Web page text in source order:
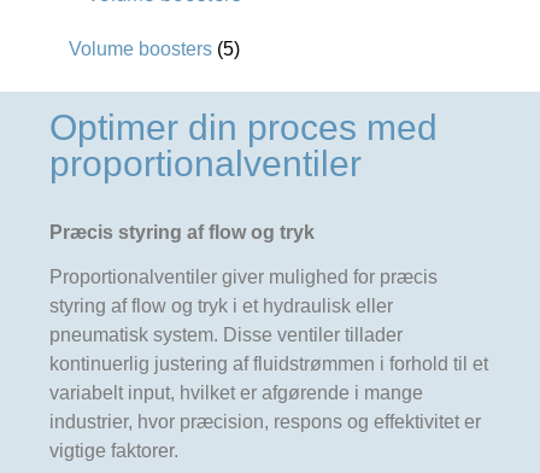
Volume boosters (5)
Optimer din proces med
proportionalventiler
Præcis styring af flow og tryk
Proportionalventiler giver mulighed for præcis
styring af flow og tryk i et hydraulisk eller
pneumatisk system. Disse ventiler tillader
kontinuerlig justering af fluidstrømmen i forhold til et
variabelt input, hvilket er afgørende i mange
industrier, hvor præcision, respons og effektivitet er
vigtige faktorer.